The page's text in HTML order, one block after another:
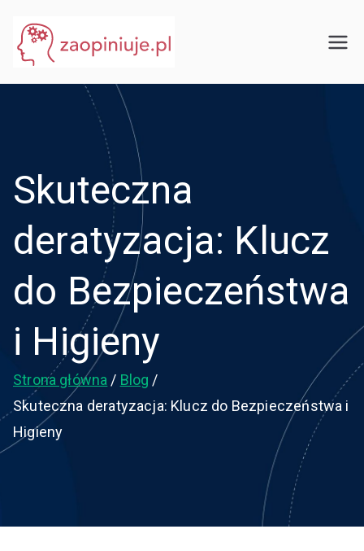
treści
Skuteczna
deratyzacja: Klucz
do Bezpieczeństwa
i Higieny
Strona główna
Blog
Skuteczna deratyzacja: Klucz do Bezpieczeństwa i
Higieny